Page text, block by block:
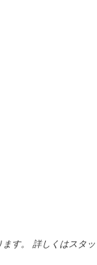
す。 詳しくはスタッ